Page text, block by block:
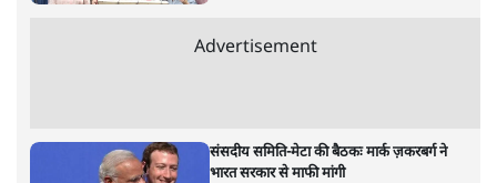
Advertisement
संसदीय समिति-मेटा की बैठकः मार्क ज़करबर्ग ने
भारत सरकार से माफी मांगी